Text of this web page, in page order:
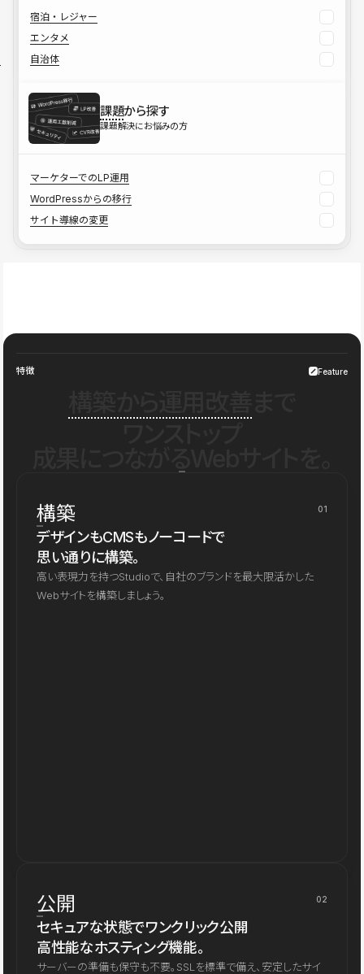
宿泊・レジャー
エンタメ
自治体
課題から探す
課題解決にお悩みの方
マーケターでのLP運用
WordPressからの移行
サイト導線の変更
特徴 Feature
構築 01
デザインもCMSもノーコードで
思い通りに構築。
高い表現力を持つStudioで、自社のブランドを最大限活かした
Webサイトを構築しましょう。
公開 02
セキュアな状態でワンクリック公開
高性能なホスティング機能。
サーバーの準備も保守も不要。SSLを標準で備え、安定したサイ